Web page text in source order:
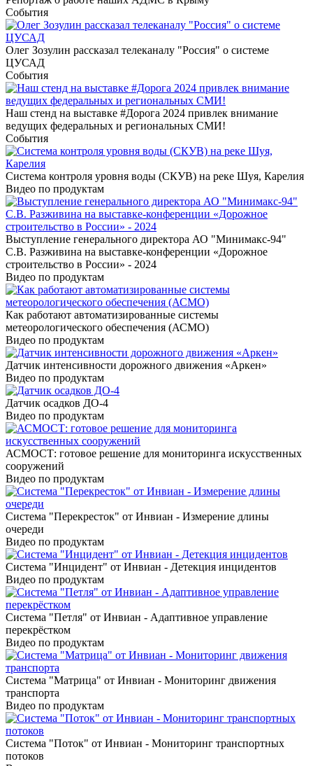
События
Олег Зозулин рассказал телеканалу "Россия" о системе
ЦУСАД
События
Наш стенд на выставке #Дорога 2024 привлек внимание
ведущих федеральных и региональных СМИ!
События
Система контроля уровня воды (СКУВ) на реке Шуя, Карелия
Видео по продуктам
Выступление генерального директора АО "Минимакс-94"
С.В. Разживина на выставке-конференции «Дорожное
строительство в России» - 2024
Видео по продуктам
Как работают автоматизированные системы
метеорологического обеспечения (АСМО)
Видео по продуктам
Датчик интенсивности дорожного движения «Аркен»
Видео по продуктам
Датчик осадков ДО-4
Видео по продуктам
АСМОСТ: готовое решение для мониторинга искусственных
сооружений
Видео по продуктам
Система "Перекресток" от Инвиан - Измерение длины
очереди
Видео по продуктам
Система "Инцидент" от Инвиан - Детекция инцидентов
Видео по продуктам
Система "Петля" от Инвиан - Адаптивное управление
перекрёстком
Видео по продуктам
Система "Матрица" от Инвиан - Мониторинг движения
транспорта
Видео по продуктам
Система "Поток" от Инвиан - Мониторинг транспортных
потоков